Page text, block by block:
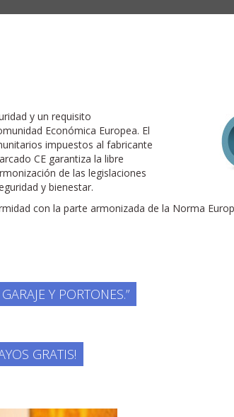
y un requisito
Económica Europea. El
impuestos al fabricante
CE garantiza la libre
de las legislaciones
y bienestar.
con la parte armonizada de la Norma
Y PORTONES.”
GRATIS!